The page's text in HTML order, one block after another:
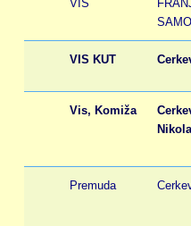
VIS
VIS KUT
Vis, Komiža
Nikola
Premuda